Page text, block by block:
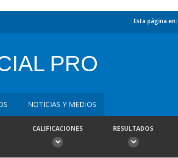
Esta página en:
PRO
NOTICIAS Y MEDIOS
CALIFICACIONES RESULTADOS